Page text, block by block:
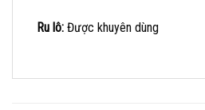
Ru lô: Được khuyên dùng